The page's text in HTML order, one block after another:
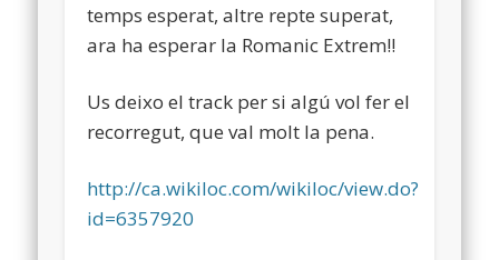
temps esperat, altre repte superat,
ara ha esperar la Romanic Extrem!!
Us deixo el track per si algú vol fer el
recorregut, que val molt la pena.
http://ca.wikiloc.com/wikiloc/view.do?
id=6357920